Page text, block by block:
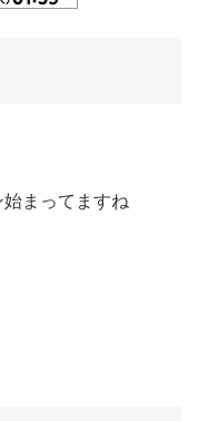
まってますね